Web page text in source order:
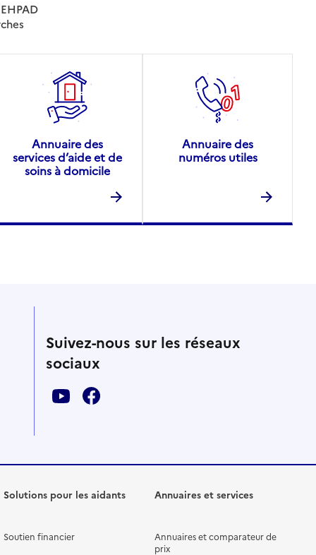
Annuaire des
services d’aide et de
soins à domicile
Annuaire des
numéros utiles
Suivez-nous sur les réseaux
sociaux
Solutions pour les aidants
Soutien financier
Annuaires et services
Annuaires et comparateur de
prix